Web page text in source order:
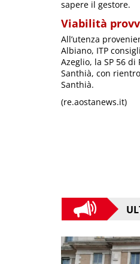
sapere il gestore.
Viabilità
All’utenza
Albiano, ITP
Azeglio, la SP 56
Santhià, con
Santhià.
(re.aostanews.it)